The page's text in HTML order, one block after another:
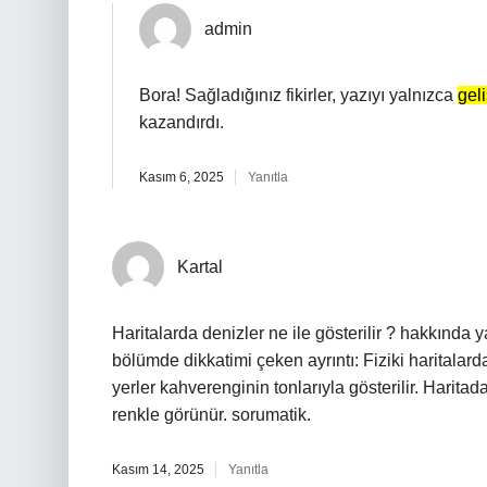
admin
Bora! Sağladığınız fikirler, yazıyı yalnızca
kazandırdı.
Kasım 6, 2025 Yanıtla
Kartal
Haritalarda denizler ne ile gösterilir ? hakkında
bölümde dikkatimi çeken ayrıntı: Fiziki
yerler kahverenginin tonlarıyla gösterilir.
renkle görünür. sorumatik.
Kasım 14, 2025 Yanıtla